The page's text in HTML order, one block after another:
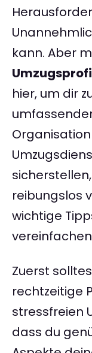
kann. Aber
hier, um dir
reibungslos
wichtige
Zuerst
rechtzeitige
stressfreien
dass du